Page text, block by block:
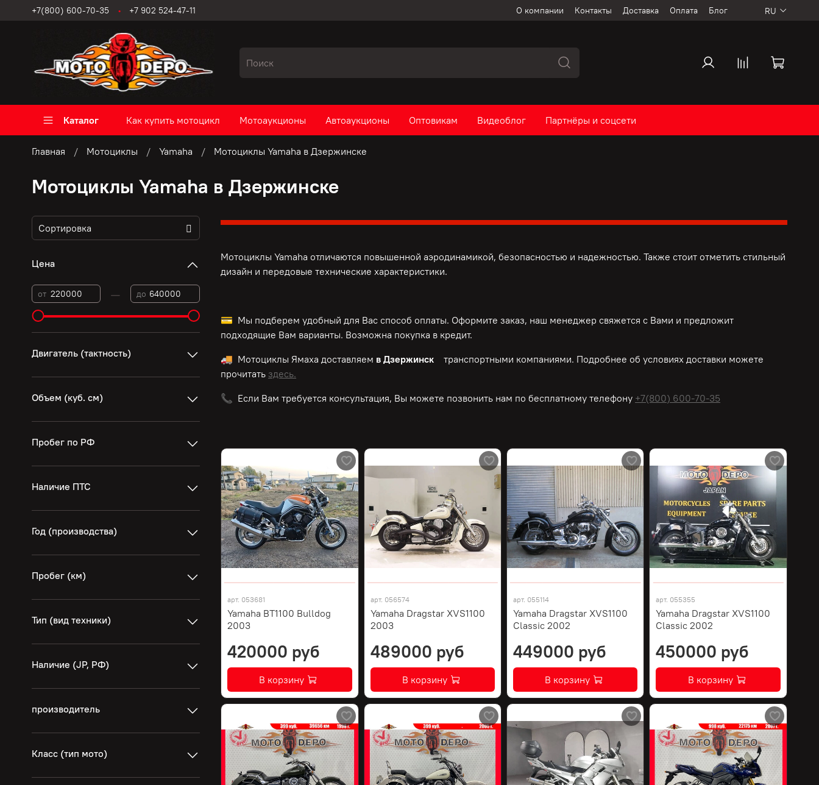
О компании Контакты Доставка Оплата Блог
+7(800) 600-70-35 +7 902 524-47-11 RU
Каталог Как купить мотоцикл Мотоаукционы Автоаукционы Оптовикам Видеоблог Партнёры и соцсети
Главная Мотоциклы Yamaha Мотоциклы Yamaha в Дзержинске
Мотоциклы Yamaha в Дзержинске
Мотоциклы Yamaha отличаются повышенной аэродинамикой, безопасностью и надежностью. Также стоит отметить стильный
дизайн и передовые технические характеристики.
💳 Мы подберем удобный для Вас способ оплаты. Оформите заказ, наш менеджер свяжется с Вами и предложит
подходящие Вам варианты. Возможна покупка в кредит.
🚚 Мотоциклы Ямаха доставляем в Дзержинсктранспортными компаниями. Подробнее об условиях доставки можете
прочитать здесь.
📞 Если Вам требуется консультация, Вы можете позвонить нам по бесплатномутелефону +7(800) 600-70-35
арт. 053681
Yamaha BT1100 Bulldog
2003
420000 руб
В корзину
арт. 056574
Yamaha Dragstar XVS1100
2003
489000 руб
В корзину
арт. 055114
Yamaha Dragstar XVS1100
Classic 2002
449000 руб
В корзину
арт. 055355
Yamaha Dragstar XVS1100
Classic 2002
450000 руб
В корзину
Цена
от — до
Двигатель (тактность)
Объем (куб. см)
Пробег по РФ
Наличие ПТС
Год (производства)
Пробег (км)
Тип (вид техники)
Наличие (JP, РФ)
производитель
Класс (тип мото)